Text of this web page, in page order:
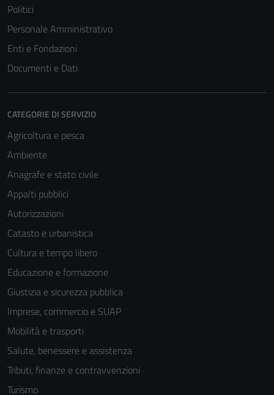
Politici
Personale Amministrativo
Enti e Fondazioni
Documenti e Dati
CATEGORIE DI SERVIZIO
Agricoltura e pesca
Ambiente
Anagrafe e stato civile
Appalti pubblici
Autorizzazioni
Catasto e urbanistica
Cultura e tempo libero
Educazione e formazione
Giustizia e sicurezza pubblica
Imprese, commercio e SUAP
Mobilità e trasporti
Salute, benessere e assistenza
Tributi, finanze e contravvenzioni
Turismo